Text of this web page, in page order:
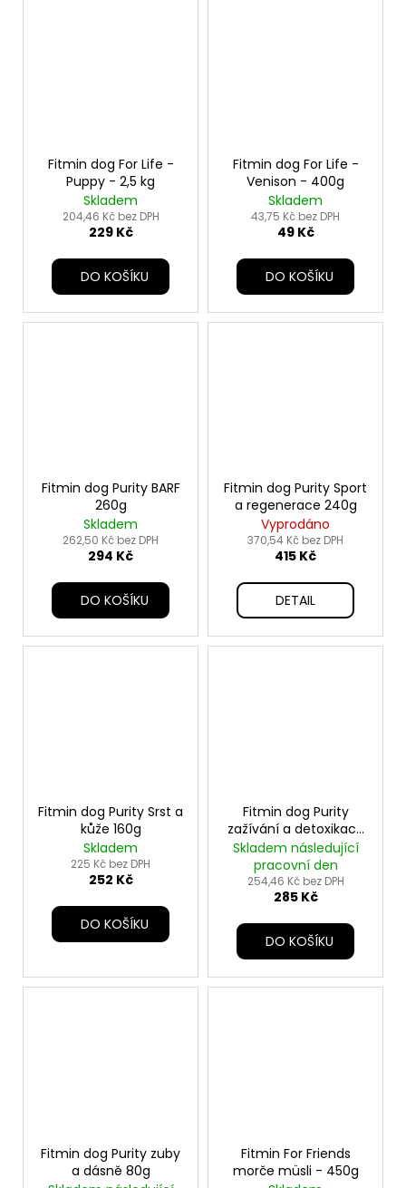
Fitmin dog For Life -
Puppy - 2,5 kg
Skladem
204,46 Kč bez DPH
229 Kč
DO KOŠÍKU
Fitmin dog For Life -
Venison - 400g
Skladem
43,75 Kč bez DPH
49 Kč
DO KOŠÍKU
Fitmin dog Purity BARF
260g
Skladem
262,50 Kč bez DPH
294 Kč
DO KOŠÍKU
Fitmin dog Purity Sport
a regenerace 240g
Vyprodáno
370,54 Kč bez DPH
415 Kč
DETAIL
Fitmin dog Purity Srst a
kůže 160g
Skladem
225 Kč bez DPH
252 Kč
DO KOŠÍKU
Fitmin dog Purity
zažívání a detoxikace
70tbl
Skladem následující
pracovní den
254,46 Kč bez DPH
285 Kč
DO KOŠÍKU
Fitmin dog Purity zuby
a dásně 80g
Fitmin For Friends
morče müsli - 450g